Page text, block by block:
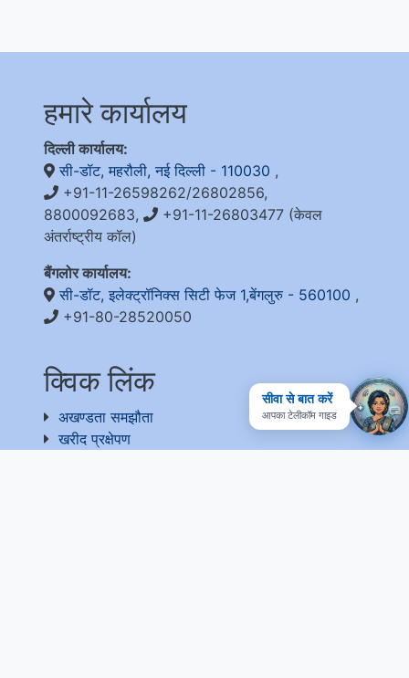
सीवा से बात करें
आपका टेलीकॉम गाइड
हमारे कार्यालय
दिल्ली कार्यालय:
सी-डॉट, महरौली, नई दिल्ली - 110030 ,
+91-11-26598262/26802856,
8800092683,
+91-11-26803477 (केवल
अंतर्राष्ट्रीय कॉल)
बैंगलोर कार्यालय:
सी-डॉट, इलेक्ट्रॉनिक्स सिटी फेज 1,बेंगलुरु - 560100 ,
+91-80-28520050
क्विक लिंक
अखण्डता समझौता
खरीद प्रक्षेपण